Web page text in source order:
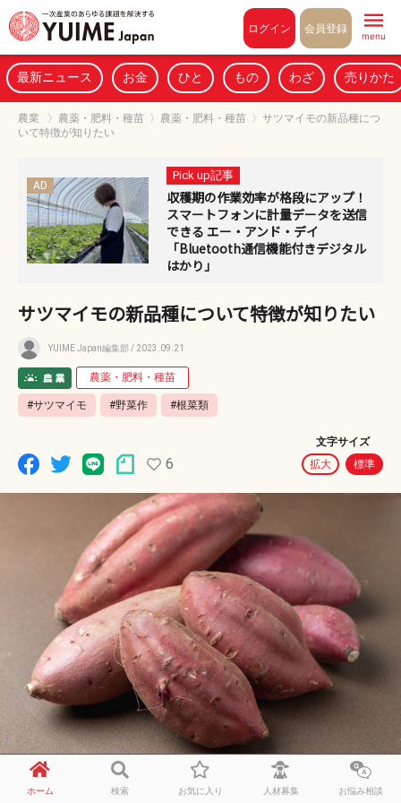
ログイン 会員登録
menu
最新ニュース お金 ひと もの わざ 売りかた
農業 〉 農薬・肥料・種苗 〉 農薬・肥料・種苗 〉 サツマイモの新品種につ
いて特徴が知りたい
AD
Pick up記事
収穫期の作業効率が格段にアップ！
スマートフォンに計量データを送信
できる エー・アンド・デイ
「Bluetooth通信機能付きデジタル
はかり」
サツマイモの新品種について特徴が知りたい
YUIME Japan編集部 / 2023.09.21
農薬・肥料・種苗
#サツマイモ #野菜作 #根菜類
6
文字サイズ
拡大
標準
紅はるかやヒタチレッドなどを中心にサツマイモを育て
ホーム 検索 お気に入り 人材募集 お悩み相談